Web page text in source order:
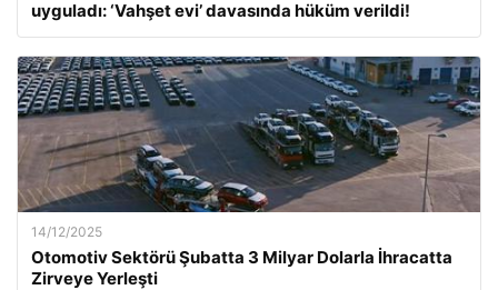
uyguladı: ‘Vahşet evi’ davasında hüküm verildi!
14/12/2025
Otomotiv Sektörü Şubatta 3 Milyar Dolarla İhracatta
Zirveye Yerleşti